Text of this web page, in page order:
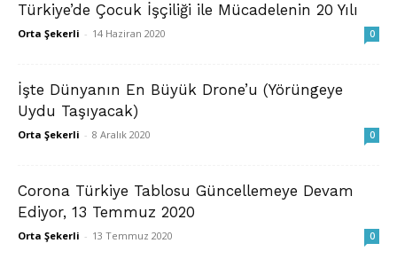
Türkiye’de Çocuk İşçiliği ile Mücadelenin 20 Yılı
Orta Şekerli - 14 Haziran 2020 0
İşte Dünyanın En Büyük Drone’u (Yörüngeye
Uydu Taşıyacak)
Orta Şekerli - 8 Aralık 2020 0
Corona Türkiye Tablosu Güncellemeye Devam
Ediyor, 13 Temmuz 2020
Orta Şekerli - 13 Temmuz 2020 0